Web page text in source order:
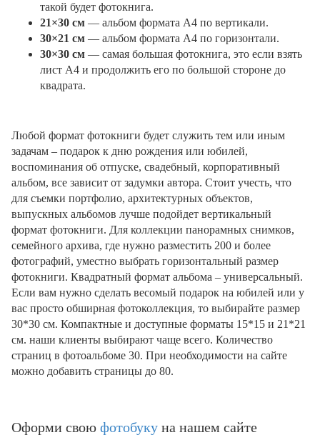
такой будет фотокнига.
21×30 см — альбом формата А4 по вертикали.
30×21 см — альбом формата А4 по горизонтали.
30×30 см — самая большая фотокнига, это если взять
лист А4 и продолжить его по большой стороне до
квадрата.
Любой формат фотокниги будет служить тем или иным
задачам – подарок к дню рождения или юбилей,
воспоминания об отпуске, свадебный, корпоративный
альбом, все зависит от задумки автора. Стоит учесть, что
для съемки портфолио, архитектурных объектов,
выпускных альбомов лучше подойдет вертикальный
формат фотокниги. Для коллекции панорамных снимков,
семейного архива, где нужно разместить 200 и более
фотографий, уместно выбрать горизонтальный размер
фотокниги. Квадратный формат альбома – универсальный.
Если вам нужно сделать весомый подарок на юбилей или у
вас просто обширная фотоколлекция, то выбирайте размер
30*30 см. Компактные и доступные форматы 15*15 и 21*21
см. наши клиенты выбирают чаще всего. Количество
страниц в фотоальбоме 30. При необходимости на сайте
можно добавить страницы до 80.
Оформи свою фотобуку на нашем сайте